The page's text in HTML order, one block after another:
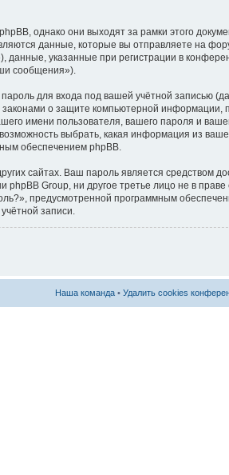
однако они выходят за рамки этого
данные, которые вы отправляете на
указанные при регистрации в
сообщения»).
для входа под вашей учётной записью
о защите компьютерной информации,
имени пользователя, вашего пароля и
выбрать, какая информация из
обеспечением phpBB.
сайтах. Ваш пароль является средством
phpBB Group, ни другое третье лицо не в
предусмотренной программным
записи.
Наша команда • Удалить cookies